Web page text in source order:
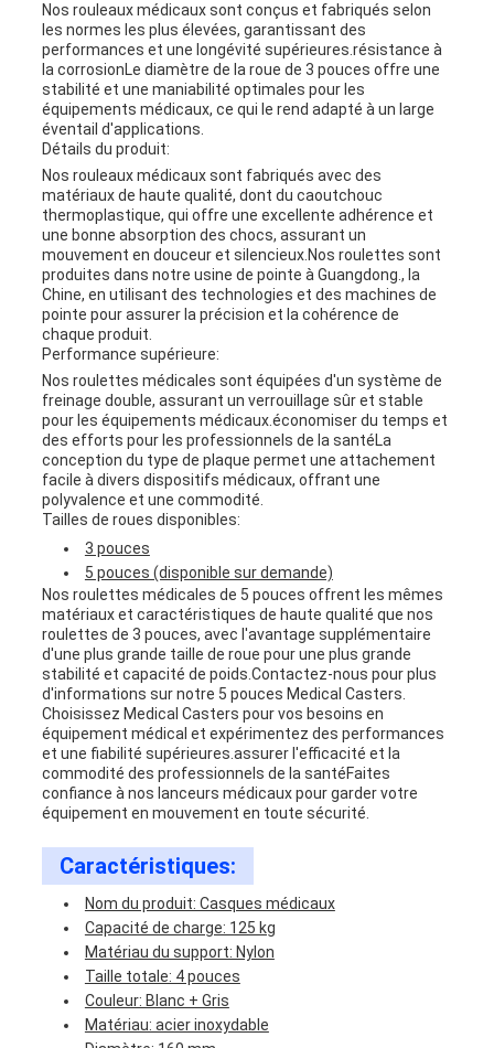
Nos rouleaux médicaux sont conçus et fabriqués selon
les normes les plus élevées, garantissant des
performances et une longévité supérieures.résistance à
la corrosionLe diamètre de la roue de 3 pouces offre une
stabilité et une maniabilité optimales pour les
équipements médicaux, ce qui le rend adapté à un large
éventail d'applications.
Détails du produit:
Nos rouleaux médicaux sont fabriqués avec des
matériaux de haute qualité, dont du caoutchouc
thermoplastique, qui offre une excellente adhérence et
une bonne absorption des chocs, assurant un
mouvement en douceur et silencieux.Nos roulettes sont
produites dans notre usine de pointe à Guangdong., la
Chine, en utilisant des technologies et des machines de
pointe pour assurer la précision et la cohérence de
chaque produit.
Performance supérieure:
Nos roulettes médicales sont équipées d'un système de
freinage double, assurant un verrouillage sûr et stable
pour les équipements médicaux.économiser du temps et
des efforts pour les professionnels de la santéLa
conception du type de plaque permet une attachement
facile à divers dispositifs médicaux, offrant une
polyvalence et une commodité.
Tailles de roues disponibles:
3 pouces
5 pouces (disponible sur demande)
Nos roulettes médicales de 5 pouces offrent les mêmes
matériaux et caractéristiques de haute qualité que nos
roulettes de 3 pouces, avec l'avantage supplémentaire
d'une plus grande taille de roue pour une plus grande
stabilité et capacité de poids.Contactez-nous pour plus
d'informations sur notre 5 pouces Medical Casters.
Choisissez Medical Casters pour vos besoins en
équipement médical et expérimentez des performances
et une fiabilité supérieures.assurer l'efficacité et la
commodité des professionnels de la santéFaites
confiance à nos lanceurs médicaux pour garder votre
équipement en mouvement en toute sécurité.
Caractéristiques:
Nom du produit: Casques médicaux
Capacité de charge: 125 kg
Matériau du support: Nylon
Taille totale: 4 pouces
Couleur: Blanc + Gris
Matériau: acier inoxydable